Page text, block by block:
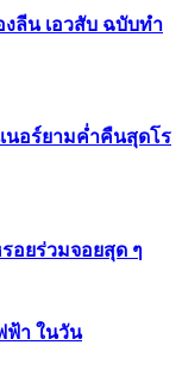
ลีน เอวสับ ฉบับทำ
นอร์ยามค่ำคืนสุดโร
อยร่วมจอยสุด ๆ
ฟ้า ในวัน